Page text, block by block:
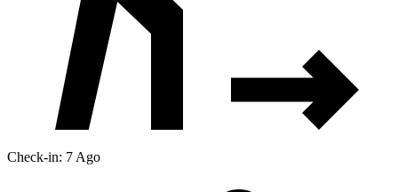
Check-in: 7 Ago